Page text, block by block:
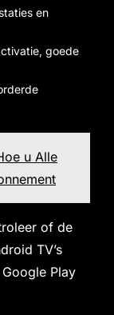
en
goede
u Alle
of de
TV’s
Play